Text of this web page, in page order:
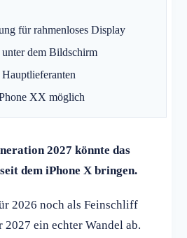
für rahmenloses Display
dem Bildschirm
XX möglich
2027 könnte das
dem iPhone X bringen.
2026 noch als Feinschliff
ein echter Wandel ab.